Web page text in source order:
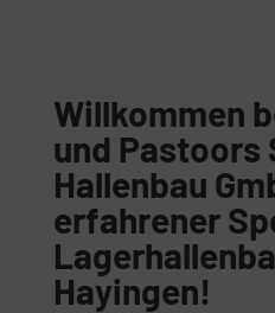
Willkommen
und Pastoors
Hallenbau
erfahrener
Hayingen!